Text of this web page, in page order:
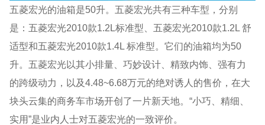
五菱宏光的油箱是50升。五菱宏光共有三种车型，分别
是：五菱宏光2010款1.2L标准型、五菱宏光2010款1.2L 舒
适型和五菱宏光2010款1.4L 标准型。它们的油箱均为50
升。五菱宏光以其小排量、巧妙设计、精致内饰、强有力
的跨级动力，以及4.48~6.68万元的绝对诱人的售价，在大
块头云集的商务车市场开创了一片新天地。“小巧、精细、
实用”是业内人士对五菱宏光的一致评价。